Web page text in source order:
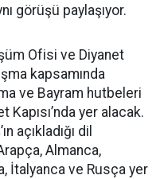
görüşü paylaşıyor.
Ofisi ve Diyanet
kapsamında
ve Bayram hutbeleri
yer alacak.
açıkladığı dil
Almanca,
İtalyanca ve Rusça yer